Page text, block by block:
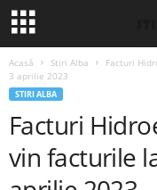
Acasă Stiri Alba
Facturi
3 aprilie 2023
STIRI ALBA
Facturi
vin facturile